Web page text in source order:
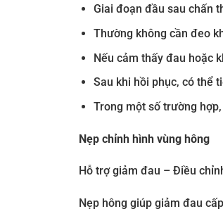
Giai đoạn đầu sau chấn
Thường không cần đeo
Nếu cảm thấy đau hoặc
Sau khi hồi phục, có thể
Trong một số trường
Nẹp chỉnh hình vùng hông
Hỗ trợ giảm đau – Điều
Nẹp hông giúp giảm đau